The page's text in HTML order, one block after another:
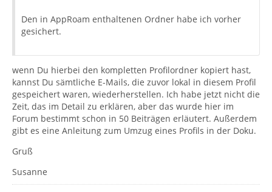
Den in AppRoam enthaltenen Ordner habe ich vorher
gesichert.
wenn Du hierbei den kompletten Profilordner kopiert hast,
kannst Du sämtliche E-Mails, die zuvor lokal in diesem Profil
gespeichert waren, wiederherstellen. Ich habe jetzt nicht die
Zeit, das im Detail zu erklären, aber das wurde hier im
Forum bestimmt schon in 50 Beiträgen erläutert. Außerdem
gibt es eine Anleitung zum Umzug eines Profils in der Doku.
Gruß
Susanne